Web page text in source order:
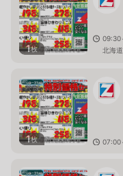
1枚
09:30
北海
1枚
07:00